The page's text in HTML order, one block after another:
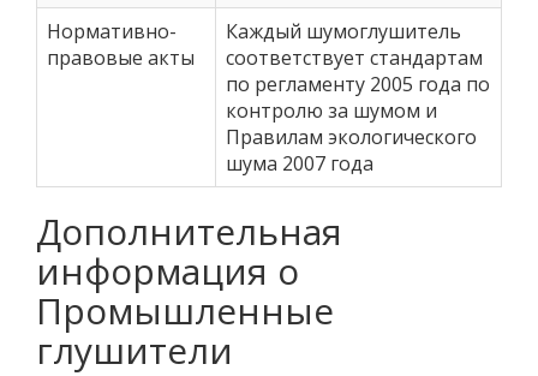
Нормативно-
правовые акты
Каждый шумоглушитель
соответствует стандартам
по регламенту 2005 года по
контролю за шумом и
Правилам экологического
шума 2007 года
Дополнительная
информация о
Промышленные
глушители